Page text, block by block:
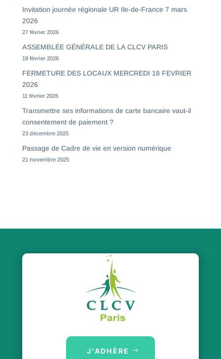
Invitation journée régionale UR Ile-de-France 7 mars
2026
27 février 2026
ASSEMBLÉE GÉNÉRALE DE LA CLCV PARIS
19 février 2026
FERMETURE DES LOCAUX MERCREDI 18 FEVRIER
2026
11 février 2026
Transmettre ses informations de carte bancaire vaut-il
consentement de paiement ?
23 décembre 2025
Passage de Cadre de vie en version numérique
21 novembre 2025
J'ADHÈRE